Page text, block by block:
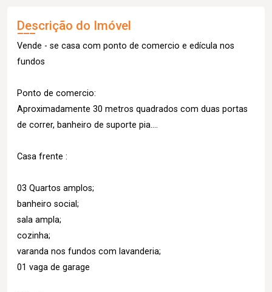
Descrição do Imóvel
Vende - se casa com ponto de comercio e edícula nos
fundos
Ponto de comercio:
Aproximadamente 30 metros quadrados com duas portas
de correr, banheiro de suporte pia....
Casa frente :
03 Quartos amplos;
banheiro social;
sala ampla;
cozinha;
varanda nos fundos com lavanderia;
01 vaga de garage